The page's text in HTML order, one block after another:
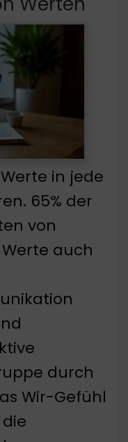
in jede
65% der
von
auch
durch
Wir-Gefühl